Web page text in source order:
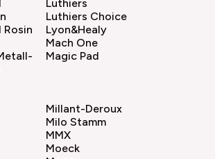
Luthiers
Luthiers Choice
Lyon&Healy
Mach One
Magic Pad
Millant-Deroux
Milo Stamm
MMX
Moeck